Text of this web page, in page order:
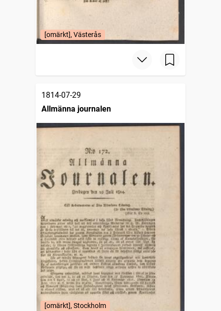
[omärkt], Västerås
1814-07-29
Allmänna journalen
[omärkt], Stockholm